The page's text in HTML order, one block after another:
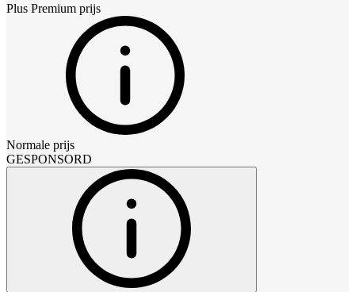
Plus Premium prijs
Normale prijs
GESPONSORD